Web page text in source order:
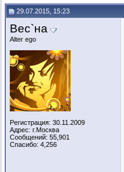
29.07.2015, 15:23
Вес`на
Alter ego
Регистрация: 30.11.2009
Адрес: г.Москва
Сообщений: 55,901
Спасибо: 4,256